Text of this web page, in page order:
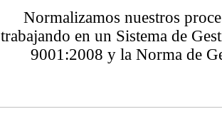
Normalizamos nuestros
trabajando en un Sistema de
9001:2008 y la Norma de